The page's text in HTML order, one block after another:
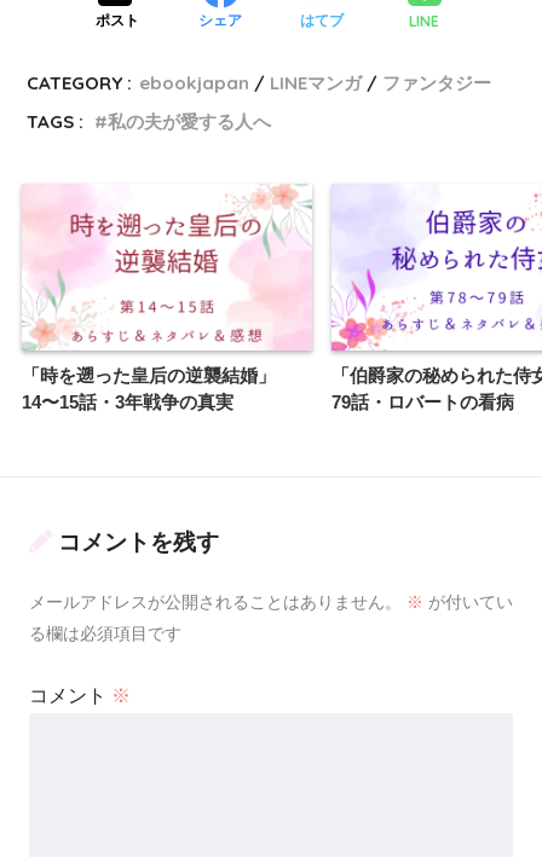
ポスト シェア はてブ LINE
CATEGORY : ebookjapan LINEマンガ
ファンタジー
TAGS :
私の夫が愛する人へ
「時を遡った皇后の逆襲結婚」
14〜15話・3年戦争の真実
「伯爵家の秘められた侍
79話・ロバートの看病
コメントを残す
メールアドレスが公開されることはありません。 ※ が付いてい
る欄は必須項目です
コメント ※